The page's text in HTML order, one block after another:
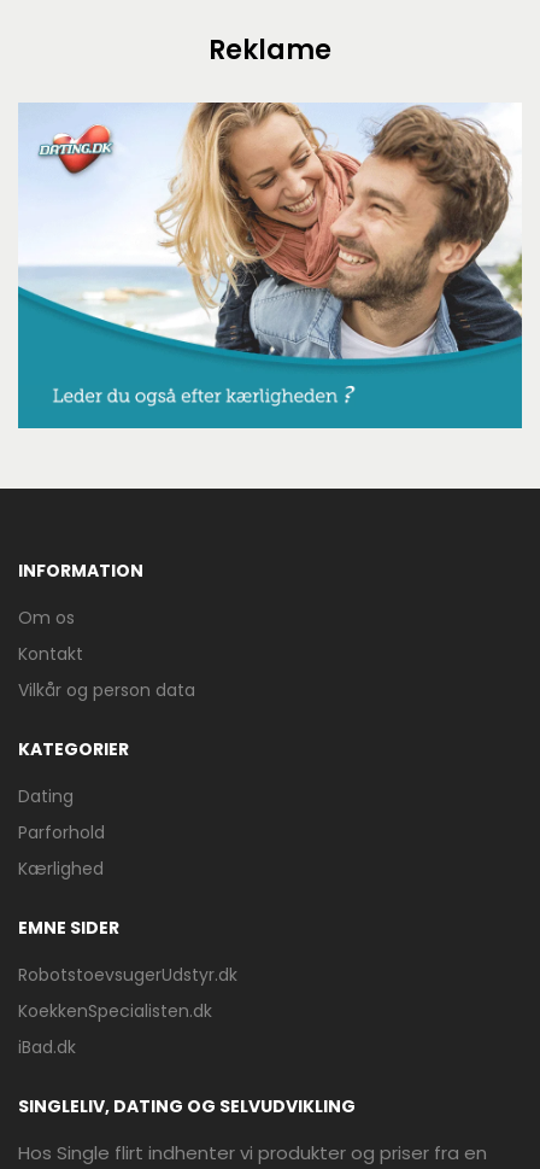
Reklame
INFORMATION
Om os
Kontakt
Vilkår og person data
KATEGORIER
Dating
Parforhold
Kærlighed
EMNE SIDER
RobotstoevsugerUdstyr.dk
KoekkenSpecialisten.dk
iBad.dk
SINGLELIV, DATING OG SELVUDVIKLING
Hos Single flirt indhenter vi produkter og priser fra en